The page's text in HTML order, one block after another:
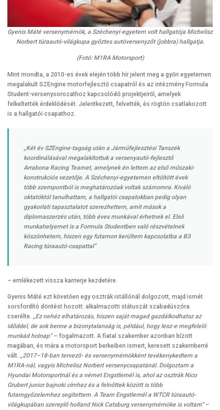
Gyenis Máté versenymérnök, a Széchenyi-egyetem volt hallgatója Michelisz
Norbert túraautó-világkupa győztes autóversenyzőt (jobbra) hallgatja.
(Fotó: M1RA Motorsport)
Mint mondta, a 2010-es évek elején több hír jelent meg a győri egyetemen
megalakult SZEngine motorfejlesztő csapatról és az intézmény Formula
Student-versenysorozathoz kapcsolódó projektjeiről, amelyek
felkeltették érdeklődését. Jelentkezett, felvették, és rögtön csatlakozott
is a hallgatói csapathoz.
„Két év SZEngine-tagság után a Járműfejlesztési Tanszék
koordinálásával megalakítottuk a versenyautó-fejlesztő
Arrabona Racing Teamet, amelynek én lettem az első műszaki-
konstrukciós vezetője. A Széchenyi-egyetemen eltöltött évek
több szempontból is meghatározóak voltak számomra. Kiváló
oktatóktól tanulhattam, a hallgatói csapatokban pedig olyan
gyakorlati tapasztalatot szerezhettem, amit mások a
diplomaszerzés után, több éves munkával érhetnek el. Első
munkahelyemet is a Formula Studentben való részvételnek
köszönhetem, hiszen egy futamon kerültem kapcsolatba a B3
Racing túraautó-csapattal”
– emlékezett vissza karrierje kezdetére.
Gyenis Máté ezt követően egy osztrák istállónál dolgozott, majd ismét
sorsfordító döntést hozott: alkalmazotti státuszát szabadúszóra
cserélte. „Ez nehéz elhatározás, hiszen saját magad gazdálkodhatsz az
időddel, de sok benne a bizonytalanság is, például, hogy lesz-e megfelelő
munkád holnap”– fogalmazott. A fiatal szakember azonban bízott
magában, és mára a motorsport berkeiben ismert, keresett szakemberré
vált. „2017–18-ban tervező- és versenymérnökként tevékenykedtem a
M1RA-nál, vagyis Michelisz Norbert versenycsapatánál. Dolgoztam a
Hyundai Motorsportnál és a német Engstlernél is, ahol az osztrák Nico
Grubert junior bajnoki címhez és a felnőttek között is több
futamgyőzelemhez segítettem. A Team Engstlernél a WTCR túraautó-
világkupában szereplő holland Nick Catsburg versenymérnöke is voltam”–